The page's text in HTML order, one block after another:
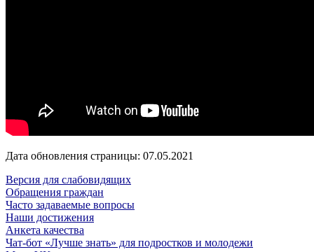
Дата обновления страницы: 07.05.2021
Версия для слабовидящих
Обращения граждан
Часто задаваемые вопросы
Наши достижения
Анкета качества
Чат-бот «Лучше знать» для подростков и молодежи